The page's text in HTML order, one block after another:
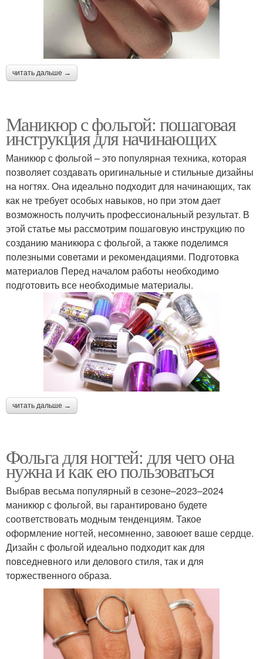
читать дальше →
Маникюр с фольгой: пошаговая
инструкция для начинающих
Маникюр с фольгой – это популярная техника, которая
позволяет создавать оригинальные и стильные дизайны
на ногтях. Она идеально подходит для начинающих, так
как не требует особых навыков, но при этом дает
возможность получить профессиональный результат. В
этой статье мы рассмотрим пошаговую инструкцию по
созданию маникюра с фольгой, а также поделимся
полезными советами и рекомендациями. Подготовка
материалов Перед началом работы необходимо
подготовить все необходимые материалы.
читать дальше →
Фольга для ногтей: для чего она
нужна и как ею пользоваться
Выбрав весьма популярный в сезоне–2023–2024
маникюр с фольгой, вы гарантировано будете
соответствовать модным тенденциям. Такое
оформление ногтей, несомненно, завоюет ваше сердце.
Дизайн с фольгой идеально подходит как для
повседневного или делового стиля, так и для
торжественного образа.